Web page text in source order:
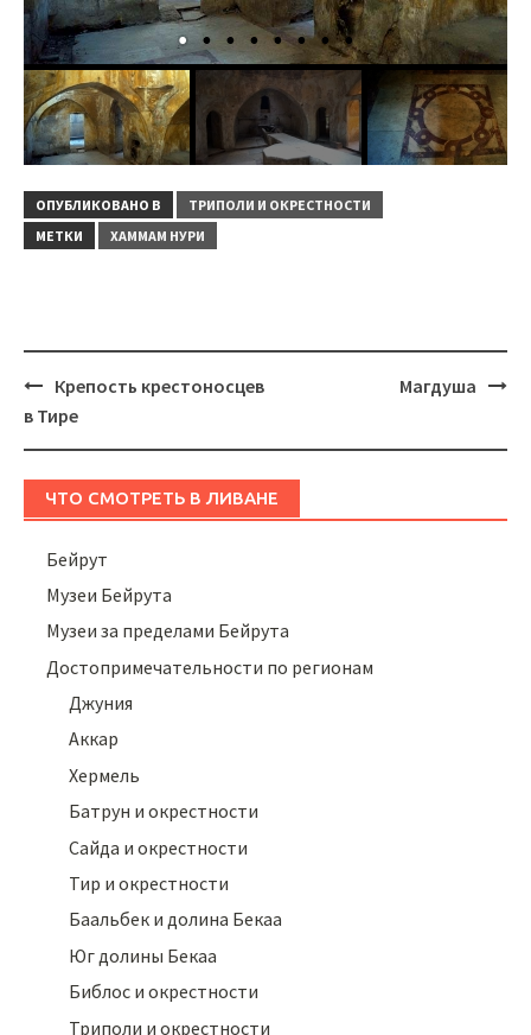
ОПУБЛИКОВАНО В
ТРИПОЛИ И ОКРЕСТНОСТИ
МЕТКИ
ХАММАМ НУРИ
Навигация
Крепость крестоносцев
в Тире
Магдуша
ЧТО СМОТРЕТЬ В ЛИВАНЕ
Бейрут
Музеи Бейрута
Музеи за пределами Бейрута
Достопримечательности по регионам
Джуния
Аккар
Хермель
Батрун и окрестности
Сайда и окрестности
Тир и окрестности
Баальбек и долина Бекаа
Юг долины Бекаа
Библос и окрестности
Триполи и окрестности